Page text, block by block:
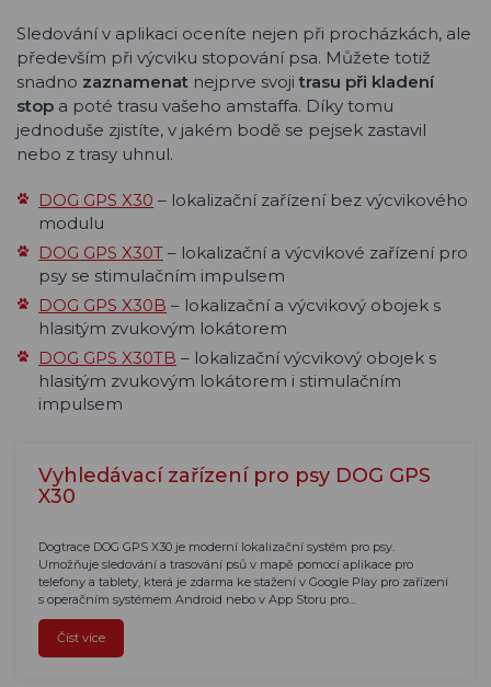
Sledování v aplikaci oceníte nejen při procházkách, ale
především při výcviku stopování psa. Můžete totiž
snadno zaznamenat nejprve svojitrasu při kladení
stop a poté trasu vašeho amstaffa. Díky tomu
jednoduše zjistíte, v jakém bodě se pejsek zastavil
nebo z trasy uhnul.
DOG GPS X30 – lokalizační zařízení bez výcvikového
modulu
DOG GPS X30T – lokalizační a výcvikové zařízení pro
psy se stimulačním impulsem
DOG GPS X30B – lokalizační a výcvikový obojek s
hlasitým zvukovým lokátorem
DOG GPS X30TB – lokalizační výcvikový obojek s
hlasitým zvukovým lokátorem i stimulačním
impulsem
Vyhledávací zařízení pro psy DOG GPS
X30
Dogtrace DOG GPS X30 je moderní lokalizační systém pro psy.
Umožňuje sledování a trasování psů v mapě pomocí aplikace pro
telefony a tablety, která je zdarma ke stažení v Google Play pro zařízení
s operačním systémem Android nebo v App Storu pro…
Číst více